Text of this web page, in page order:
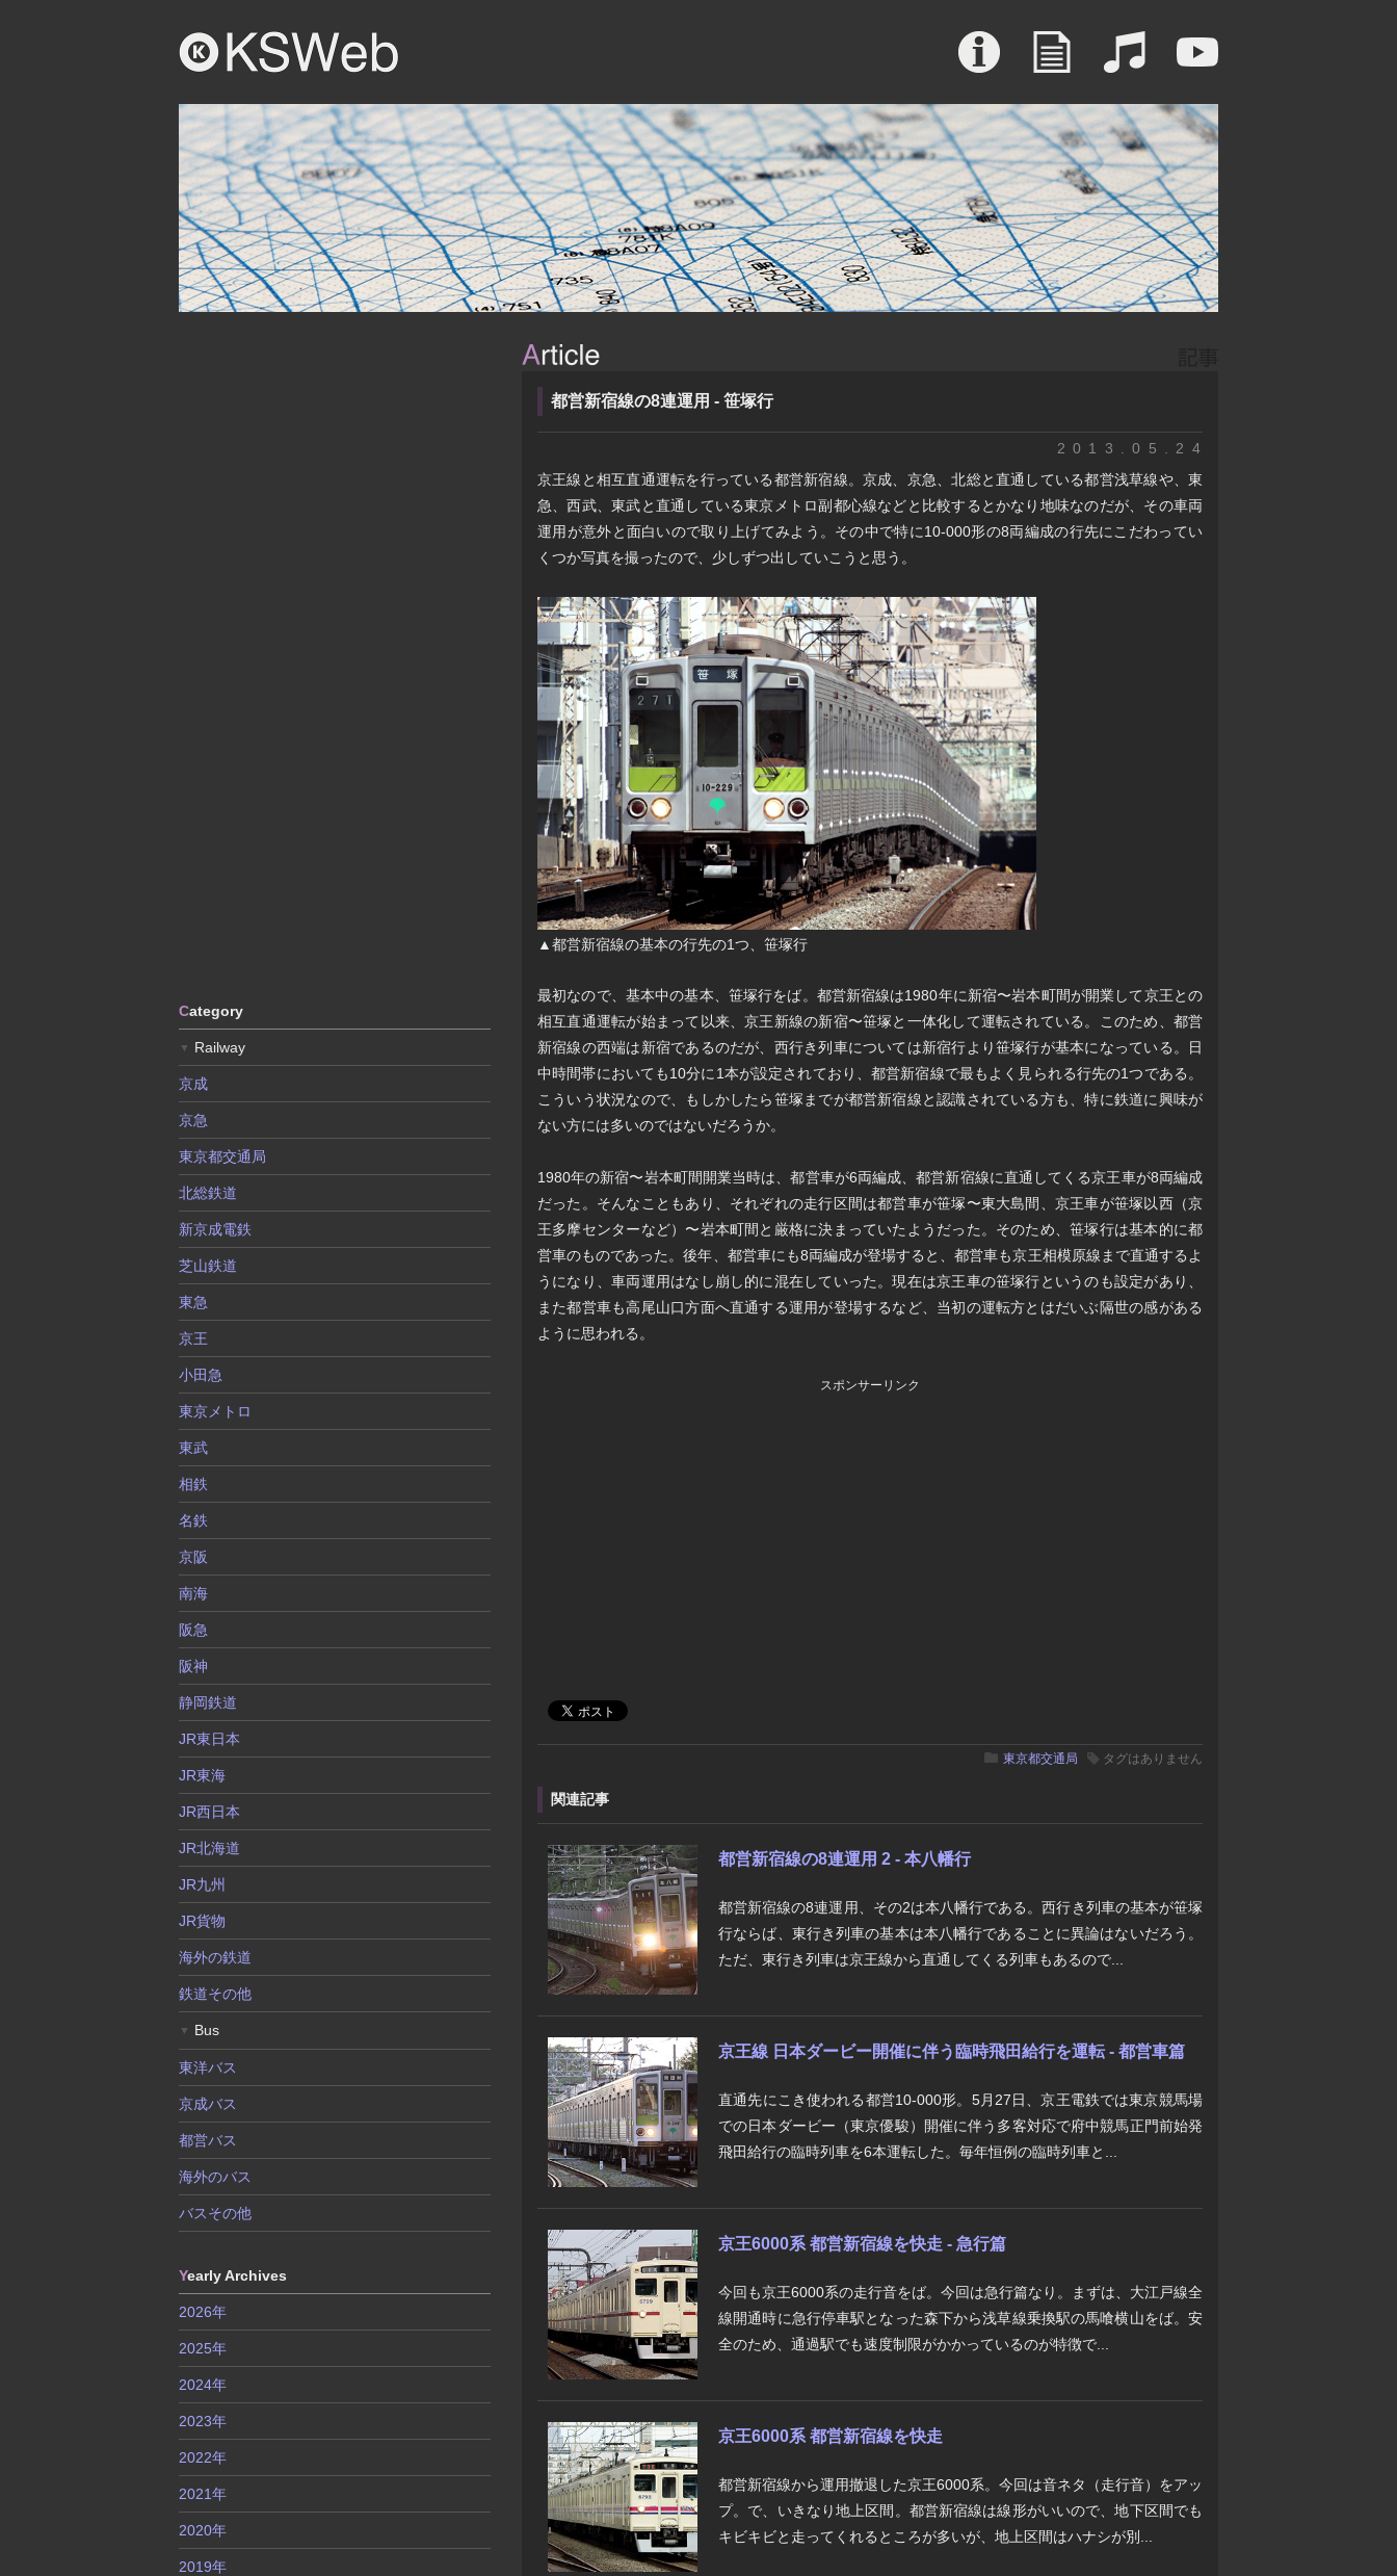
都営新宿線の8連運用 - 笹塚行
2013.05.24
京王線と相互直通運転を行っている都営新宿線。京成、京急、北総と直通している都営浅草線や、東
急、西武、東武と直通している東京メトロ副都心線などと比較するとかなり地味なのだが、その車両
運用が意外と面白いので取り上げてみよう。その中で特に10-000形の8両編成の行先にこだわってい
くつか写真を撮ったので、少しずつ出していこうと思う。
▲都営新宿線の基本の行先の1つ、笹塚行
最初なので、基本中の基本、笹塚行をば。都営新宿線は1980年に新宿〜岩本町間が開業して京王との
相互直通運転が始まって以来、京王新線の新宿〜笹塚と一体化して運転されている。このため、都営
新宿線の西端は新宿であるのだが、西行き列車については新宿行より笹塚行が基本になっている。日
中時間帯においても10分に1本が設定されており、都営新宿線で最もよく見られる行先の1つである。
こういう状況なので、もしかしたら笹塚までが都営新宿線と認識されている方も、特に鉄道に興味が
ない方には多いのではないだろうか。
1980年の新宿〜岩本町間開業当時は、都営車が6両編成、都営新宿線に直通してくる京王車が8両編成
だった。そんなこともあり、それぞれの走行区間は都営車が笹塚〜東大島間、京王車が笹塚以西（京
王多摩センターなど）〜岩本町間と厳格に決まっていたようだった。そのため、笹塚行は基本的に都
営車のものであった。後年、都営車にも8両編成が登場すると、都営車も京王相模原線まで直通するよ
うになり、車両運用はなし崩し的に混在していった。現在は京王車の笹塚行というのも設定があり、
また都営車も高尾山口方面へ直通する運用が登場するなど、当初の運転方とはだいぶ隔世の感がある
ように思われる。
スポンサーリンク
東京都交通局 タグはありません
関連記事
都営新宿線の8連運用 2 - 本八幡行
都営新宿線の8連運用、その2は本八幡行である。西行き列車の基本が笹塚
行ならば、東行き列車の基本は本八幡行であることに異論はないだろう。
ただ、東行き列車は京王線から直通してくる列車もあるので...
京王線 日本ダービー開催に伴う臨時飛田給行を運転 - 都営車篇
直通先にこき使われる都営10-000形。5月27日、京王電鉄では東京競馬場
での日本ダービー（東京優駿）開催に伴う多客対応で府中競馬正門前始発
飛田給行の臨時列車を6本運転した。毎年恒例の臨時列車と...
京王6000系 都営新宿線を快走 - 急行篇
今回も京王6000系の走行音をば。今回は急行篇なり。まずは、大江戸線全
線開通時に急行停車駅となった森下から浅草線乗換駅の馬喰横山をば。安
全のため、通過駅でも速度制限がかかっているのが特徴で...
京王6000系 都営新宿線を快走
都営新宿線から運用撤退した京王6000系。今回は音ネタ（走行音）をアッ
プ。で、いきなり地上区間。都営新宿線は線形がいいので、地下区間でも
キビキビと走ってくれるところが多いが、地上区間はハナシが別...
Category
▼ Railway
京成
京急
東京都交通局
北総鉄道
新京成電鉄
芝山鉄道
東急
京王
小田急
東京メトロ
東武
相鉄
名鉄
京阪
南海
阪急
阪神
静岡鉄道
JR東日本
JR東海
JR西日本
JR北海道
JR九州
JR貨物
海外の鉄道
鉄道その他
▼ Bus
東洋バス
京成バス
都営バス
海外のバス
バスその他
Yearly Archives
2026年
2025年
2024年
2023年
2022年
2021年
2020年
2019年